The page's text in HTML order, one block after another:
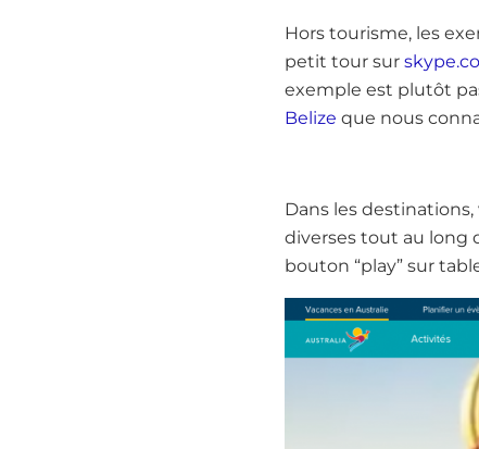
Hors tourisme, les
petit tour sur
exemple est plutôt
Belize que nous
Dans les destinations,
diverses tout au long
bouton “play” sur